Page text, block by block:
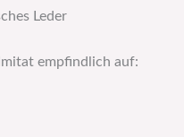
Leder
empfindlich auf: